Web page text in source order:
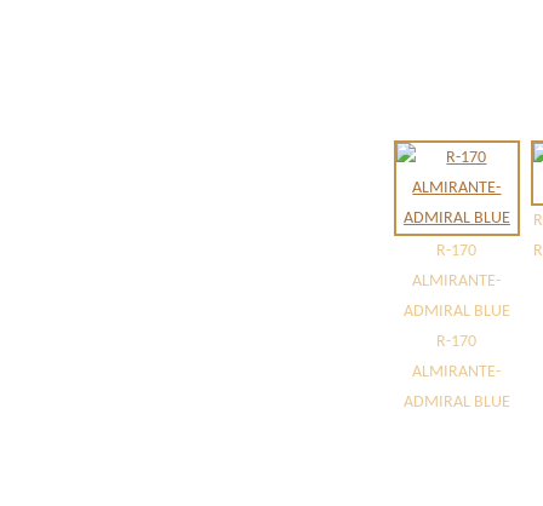
R-170
ALMIRANTE-
ADMIRAL BLUE
R-170
ALMIRANTE-
ADMIRAL BLUE